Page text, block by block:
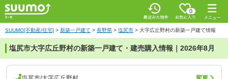
0
SUUMO[不動産/住宅] > 新築一戸建て > 長野県 > 塩尻市 > 大字広丘野村の新築一戸建て情報
塩尻市大字広丘野村の新築一戸建て・建売購入情報｜2026年8月